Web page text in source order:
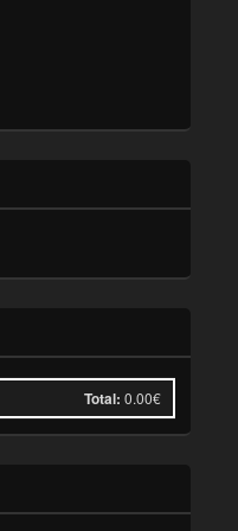
Total: 0.00€